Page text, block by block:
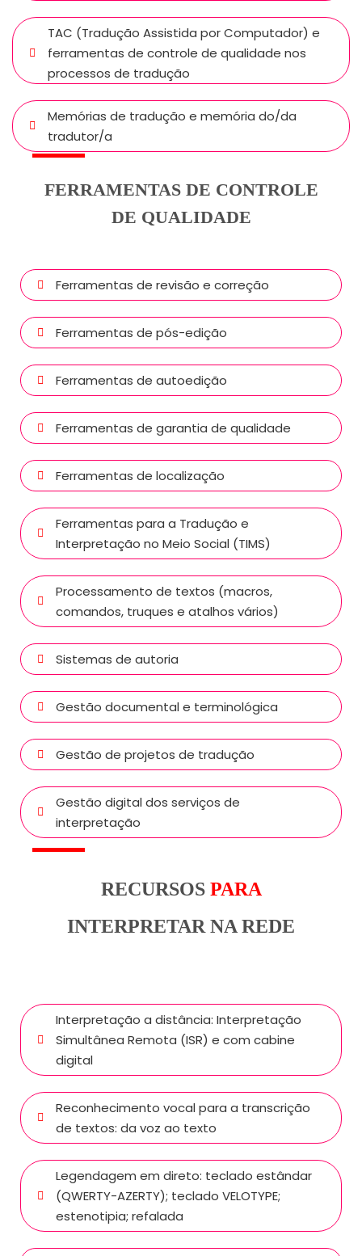
TAC (Tradução Assistida por Computador) e
ferramentas de controle de qualidade nos
processos de tradução
Memórias de tradução e memória do/da
tradutor/a
FERRAMENTAS DE CONTROLE
DE QUALIDADE
Ferramentas de revisão e correção
Ferramentas de pós-edição
Ferramentas de autoedição
Ferramentas de garantia de qualidade
Ferramentas de localização
Ferramentas para a Tradução e
Interpretação no Meio Social (TIMS)
Processamento de textos (macros,
comandos, truques e atalhos vários)
Sistemas de autoria
Gestão documental e terminológica
Gestão de projetos de tradução
Gestão digital dos serviços de
interpretação
RECURSOS PARA
INTERPRETAR NA REDE
Interpretação a distância: Interpretação
Simultânea Remota (ISR) e com cabine
digital
Reconhecimento vocal para a transcrição
de textos: da voz ao texto
Legendagem em direto: teclado estândar
(QWERTY-AZERTY); teclado VELOTYPE;
estenotipia; refalada